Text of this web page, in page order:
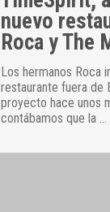
nuevo
Roca y The
Los hermanos Roca
restaurante fuera de
proyecto hace unos
contábamos que la …